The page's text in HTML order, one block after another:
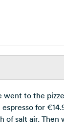
to the
for
of salt air.